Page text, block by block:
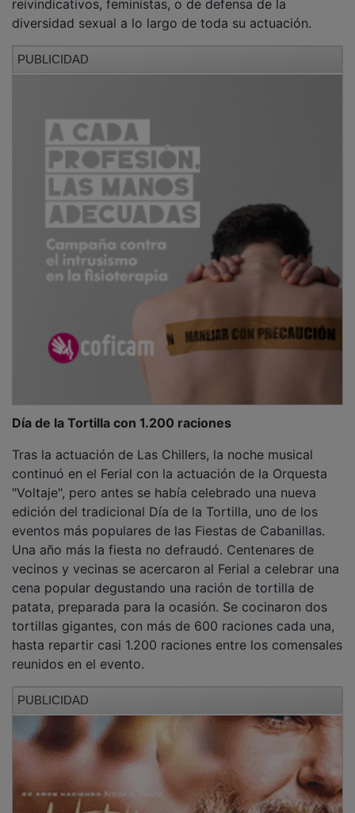
diversidad sexual a lo largo de toda su actuación.
continuó en el Ferial con la actuación de la Orquesta
"Voltaje", pero antes se había celebrado una nueva
edición del tradicional Día de la Tortilla, uno de los
eventos más populares de las Fiestas de Cabanillas.
Una año más la fiesta no defraudó. Centenares de
vecinos y vecinas se acercaron al Ferial a celebrar una
cena popular degustando una ración de tortilla de
patata, preparada para la ocasión. Se cocinaron dos
tortillas gigantes, con más de 600 raciones cada una,
hasta repartir casi 1.200 raciones entre los comensales
reunidos en el evento.